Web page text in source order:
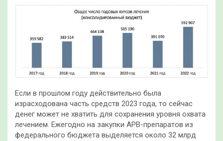
Если в прошлом году действительно была
израсходована часть средств 2023 года, то сейчас
денег может не хватить для сохранения уровня охвата
лечением. Ежегодно на закупки АРВ-препаратов из
федерального бюджета выделяется около 32 млрд